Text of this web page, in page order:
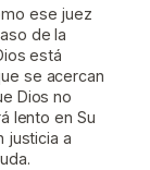
ese juez
de la
está
se acercan
Dios no
lento en Su
justicia a